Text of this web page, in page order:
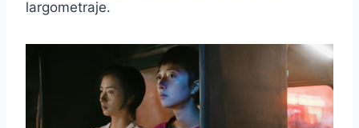
largometraje.